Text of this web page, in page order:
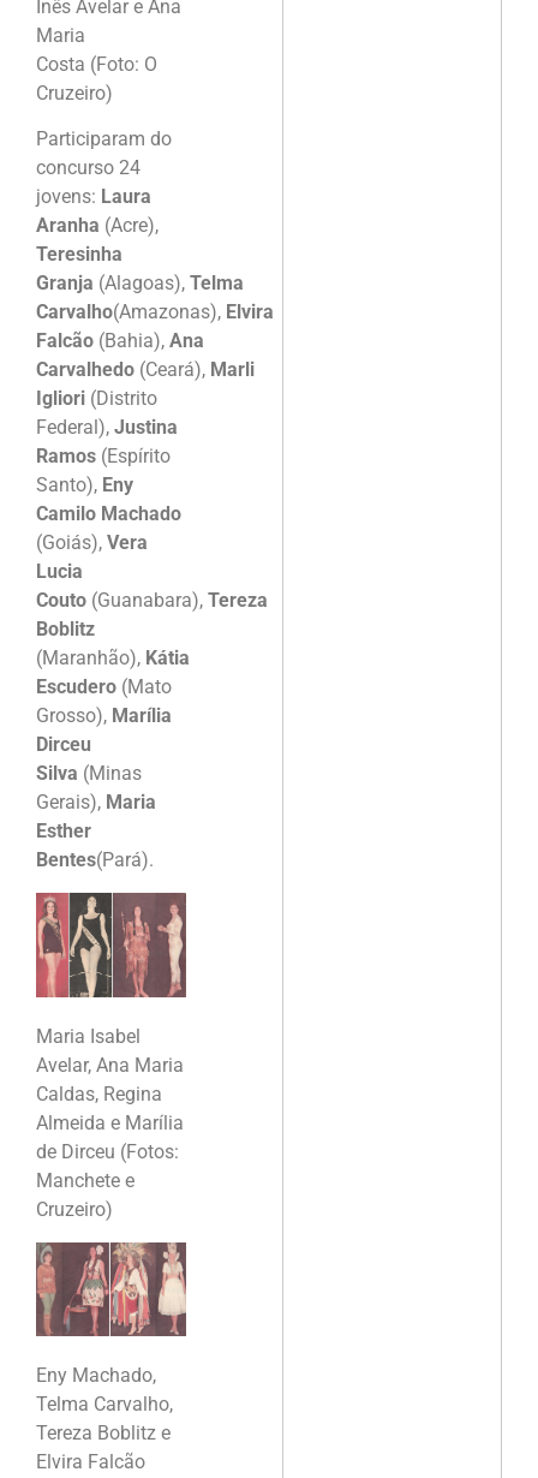
Inês Avelar e Ana
Maria
Costa (Foto: O
Cruzeiro)
Participaram do
concurso 24
jovens: Laura
Aranha (Acre),
Teresinha
Granja (Alagoas), Telma
Carvalho(Amazonas), Elvira
Falcão (Bahia), Ana
Carvalhedo (Ceará), Marli
Igliori (Distrito
Federal), Justina
Ramos (Espírito
Santo), Eny
Camilo Machado
(Goiás), Vera
Lucia
Couto (Guanabara), Tereza
Boblitz
(Maranhão), Kátia
Escudero (Mato
Grosso), Marília
Dirceu
Silva (Minas
Gerais), Maria
Esther
Bentes(Pará).
Maria Isabel
Avelar, Ana Maria
Caldas, Regina
Almeida e Marília
de Dirceu (Fotos:
Manchete e
Cruzeiro)
Eny Machado,
Telma Carvalho,
Tereza Boblitz e
Elvira Falcão